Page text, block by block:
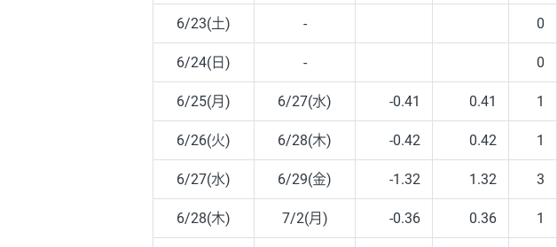
6/23(土) - 0
6/24(日) - 0
6/25(月) 6/27(水) -0.41 0.41 1
6/26(火) 6/28(木) -0.42 0.42 1
6/27(水) 6/29(金) -1.32 1.32 3
6/28(木) 7/2(月) -0.36 0.36 1